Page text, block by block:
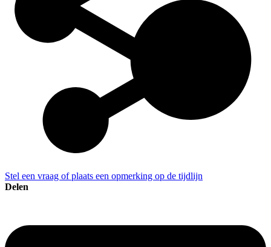
Stel een vraag of plaats een opmerking op de tijdlijn
Delen